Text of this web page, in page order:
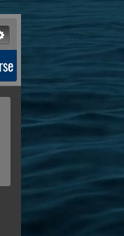
Búsqueda avanzada